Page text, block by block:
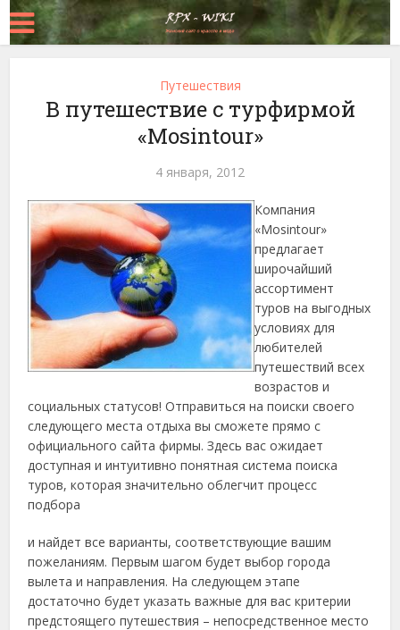
Путешествия
В путешествие с турфирмой
«Mosintour»
4 января, 2012
Компания
«Mosintour»
предлагает
широчайший
ассортимент
туров на выгодных
условиях для
любителей
путешествий всех
возрастов и
социальных статусов! Отправиться на поиски своего
следующего места отдыха вы сможете прямо с
официального сайта фирмы. Здесь вас ожидает
доступная и интуитивно понятная система поиска
туров, которая значительно облегчит процесс
подбора
и найдет все варианты, соответствующие вашим
пожеланиям. Первым шагом будет выбор города
вылета и направления. На следующем этапе
достаточно будет указать важные для вас критерии
предстоящего путешествия – непосредственное место